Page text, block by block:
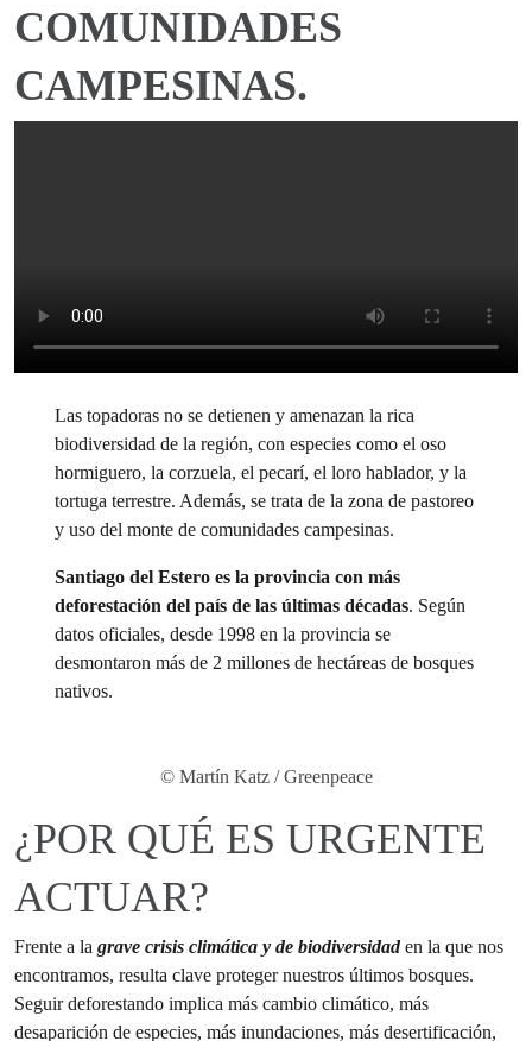
COMUNIDADES
CAMPESINAS.
Las topadoras no se detienen y amenazan la rica
biodiversidad de la región, con especies como el oso
hormiguero, la corzuela, el pecarí, el loro hablador, y la
tortuga terrestre. Además, se trata de la zona de pastoreo
y uso del monte de comunidades campesinas.
Santiago del Estero es la provincia con más
deforestación del país de las últimas décadas. Según
datos oficiales, desde 1998 en la provincia se
desmontaron más de 2 millones de hectáreas de bosques
nativos.
© Martín Katz / Greenpeace
¿POR QUÉ ES URGENTE
ACTUAR?
Frente a la grave crisis climática y de biodiversidaden la que nos
encontramos, resulta clave proteger nuestros últimos bosques.
Seguir deforestando implica más cambio climático, más
desaparición de especies, más inundaciones, más desertificación,